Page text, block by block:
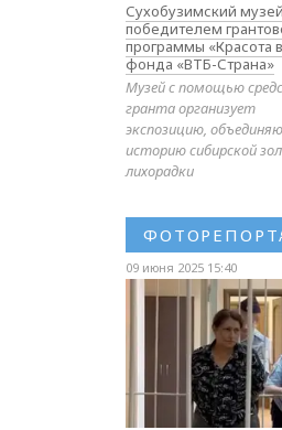
Сухобузимский
победителем
программы «Красота
фонда «ВТБ-Страна»
Музей с помощью
гранта организует
экспозицию,
историю сибирской
лихорадки
09 июня 2025 15:40